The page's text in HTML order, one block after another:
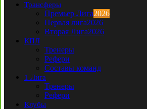
Трансферы
Премьер Лига2026
Первая лига2026
Вторая Лига2026
КПЛ
Тренеры
Рефери
Составы команд
1 Лига
Тренеры
Рефери
Клубы